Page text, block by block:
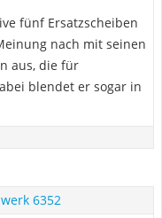
fünf Ersatzscheiben
nach mit seinen
aus, die für
blendet er sogar in
6352